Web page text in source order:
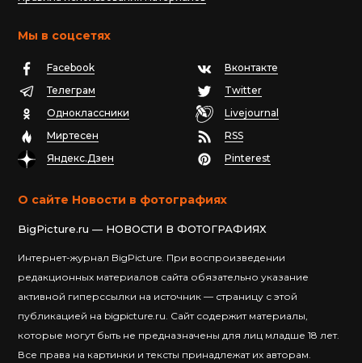
Мы в соцсетях
Facebook
Вконтакте
Телеграм
Twitter
Одноклассники
Livejournal
Миртесен
RSS
Яндекс.Дзен
Pinterest
О сайте Новости в фотографиях
BigPicture.ru — НОВОСТИ В ФОТОГРАФИЯХ
Интернет-журнал BigPicture. При воспроизведении
редакционных материалов сайта обязательно указание
активной гиперссылки на источник — страницу с этой
публикацией на bigpicture.ru. Сайт содержит материалы,
которые могут быть не предназначены для лиц младше 18 лет.
Все права на картинки и тексты принадлежат их авторам.